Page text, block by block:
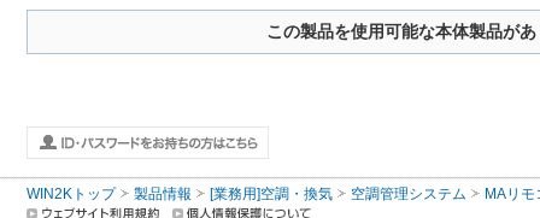
この製品を使用可能な本体製品が
WIN2Kトップ 製品情報 [業務用]空調・換気 空調管理システム MAリモ